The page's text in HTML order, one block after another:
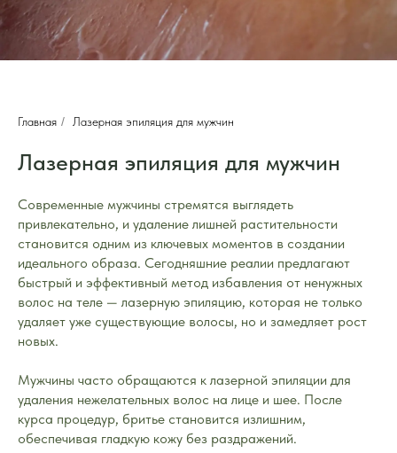
Главная / Лазерная эпиляция для мужчин
Лазерная эпиляция для мужчин
Современные мужчины стремятся выглядеть
привлекательно, и удаление лишней растительности
становится одним из ключевых моментов в создании
идеального образа. Сегодняшние реалии предлагают
быстрый и эффективный метод избавления от ненужных
волос на теле — лазерную эпиляцию, которая не только
удаляет уже существующие волосы, но и замедляет рост
новых.
Мужчины часто обращаются к лазерной эпиляции для
удаления нежелательных волос на лице и шее. После
курса процедур, бритье становится излишним,
обеспечивая гладкую кожу без раздражений.